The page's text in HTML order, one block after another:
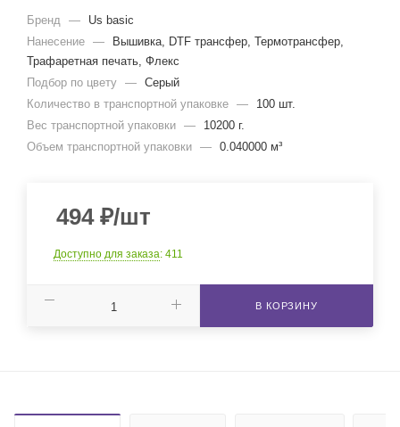
Бренд —
Us basic
Нанесение —
Вышивка, DTF трансфер, Термотрансфер,
Трафаретная печать, Флекс
Подбор по цвету — Серый
Количество в транспортной упаковке —
100 шт.
Вес транспортной упаковки —
10200 г.
Объем транспортной упаковки — 0.040000 м³
494₽/шт
Доступно для заказа: 411
В КОРЗИНУ